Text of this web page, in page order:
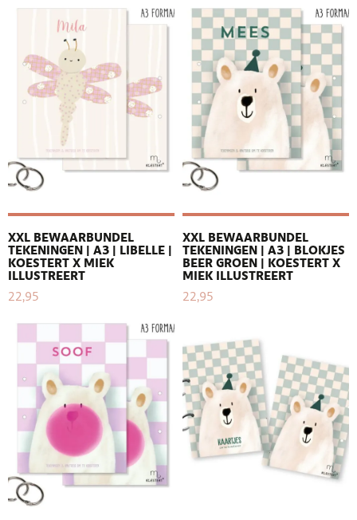
XXL BEWAARBUNDEL
TEKENINGEN | A3 | LIBELLE |
KOESTERT X MIEK
ILLUSTREERT
22,95
XXL BEWAARBUNDEL
TEKENINGEN | A3 | BLOKJES
BEER GROEN | KOESTERT X
MIEK ILLUSTREERT
22,95